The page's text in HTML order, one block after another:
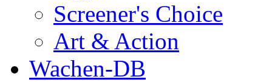
Screener's Choice
Art & Action
Wachen-DB